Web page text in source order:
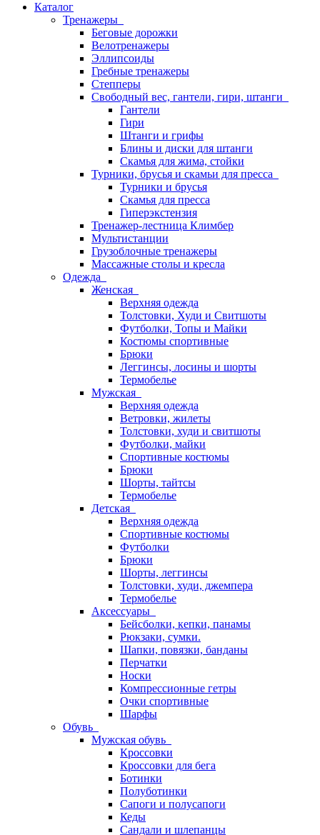
Каталог
Тренажеры
Беговые дорожки
Велотренажеры
Эллипсоиды
Гребные тренажеры
Степперы
Свободный вес, гантели, гири, штанги
Гантели
Гири
Штанги и грифы
Блины и диски для штанги
Скамья для жима, стойки
Турники, брусья и скамьи для пресса
Турники и брусья
Скамья для пресса
Гиперэкстензия
Тренажер-лестница Климбер
Мультистанции
Грузоблочные тренажеры
Массажные столы и кресла
Одежда
Женская
Верхняя одежда
Толстовки, Худи и Свитшоты
Футболки, Топы и Майки
Костюмы спортивные
Брюки
Леггинсы, лосины и шорты
Термобелье
Мужская
Верхняя одежда
Ветровки, жилеты
Толстовки, худи и свитшоты
Футболки, майки
Спортивные костюмы
Брюки
Шорты, тайтсы
Термобелье
Детская
Верхняя одежда
Спортивные костюмы
Футболки
Брюки
Шорты, леггинсы
Толстовки, худи, джемпера
Термобелье
Аксессуары
Бейсболки, кепки, панамы
Рюкзаки, сумки.
Шапки, повязки, банданы
Перчатки
Носки
Компрессионные гетры
Очки спортивные
Шарфы
Обувь
Мужская обувь
Кроссовки
Кроссовки для бега
Ботинки
Полуботинки
Сапоги и полусапоги
Кеды
Сандали и шлепанцы